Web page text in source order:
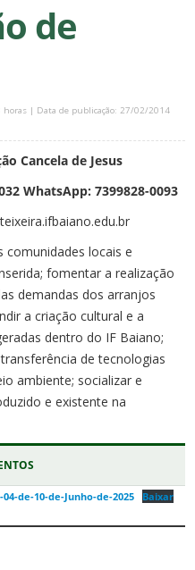
de
| Data de publicação: 27/02/2014
Cancela de Jesus
WhatsApp: 7399828-0093
comunidades locais e
fomentar a realização
demandas dos arranjos
a criação cultural e a
dentro do IF Baiano;
de tecnologias
ambiente; socializar e
e existente na
de-10-de-Junho-de-2025 Baixar